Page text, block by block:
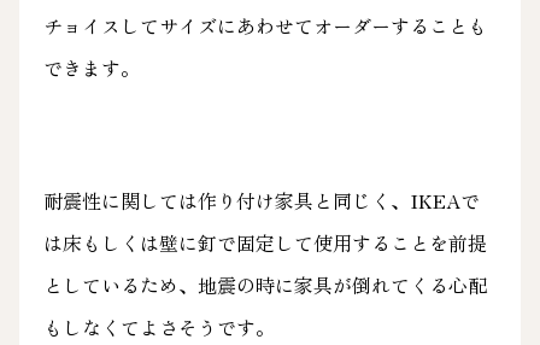
チョイスしてサイズにあわせてオーダーすることも
できます。
耐震性に関しては作り付け家具と同じく、IKEAで
は床もしくは壁に釘で固定して使用することを前提
としているため、地震の時に家具が倒れてくる心配
もしなくてよさそうです。